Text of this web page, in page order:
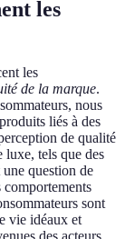
les
les
de la marque.
nous
liés à des
de qualité
luxe, tels que des
question de
comportements
sont
vie idéaux et